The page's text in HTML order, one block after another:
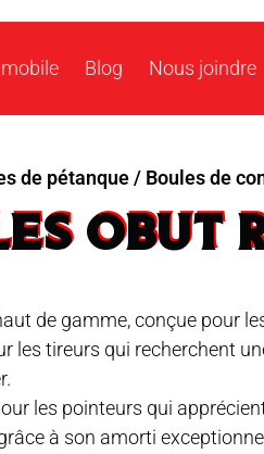
Blog Nous joindre
de pétanque/ Boules de
OBUT
de gamme, conçue pour
les tireurs qui recherchent
les pointeurs qui
à son amorti